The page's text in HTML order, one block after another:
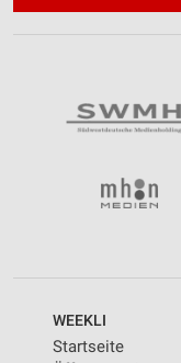
WEEKLI
Startseite